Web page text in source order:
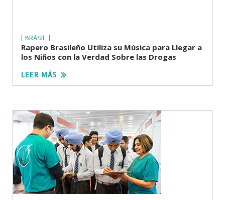
| BRASIL |
Rapero Brasileño Utiliza su Música para Llegar a
los Niños con la Verdad Sobre las Drogas
LEER MÁS